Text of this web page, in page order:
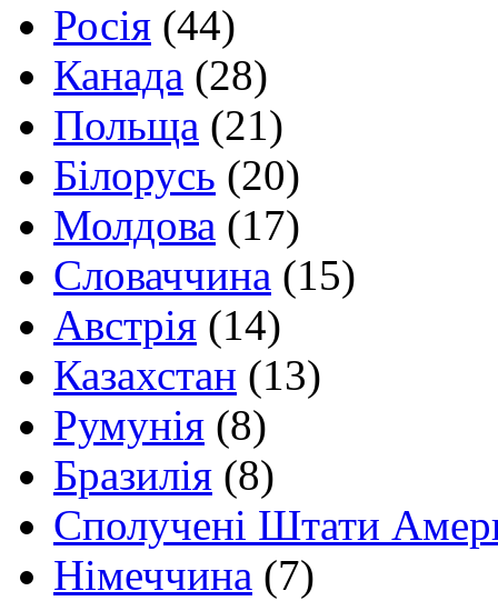
Росія (44)
Канада (28)
Польща (21)
Білорусь (20)
Молдова (17)
Словаччина (15)
Австрія (14)
Казахстан (13)
Румунія (8)
Бразилія (8)
Сполучені Штати
Німеччина (7)